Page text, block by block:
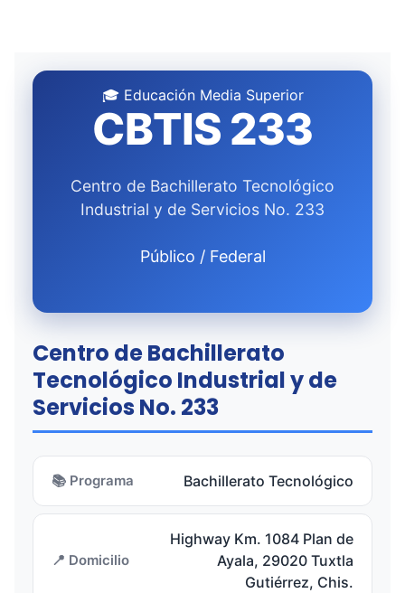
🎓 Educación Media Superior
CBTIS 233
Centro de Bachillerato Tecnológico
Industrial y de Servicios No. 233
Público / Federal
Centro de Bachillerato
Tecnológico Industrial y de
Servicios No. 233
📚 Programa Bachillerato Tecnológico
📍 Domicilio
Highway Km. 1084 Plan de
Ayala, 29020 Tuxtla
Gutiérrez, Chis.